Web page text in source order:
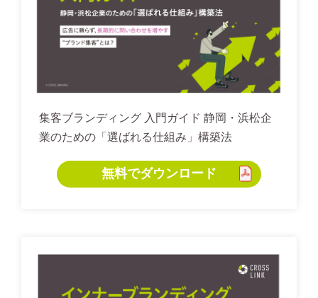
集客ブランディング 入門ガイド 静岡・浜松企
業のための「選ばれる仕組み」構築法
無料でダウンロード